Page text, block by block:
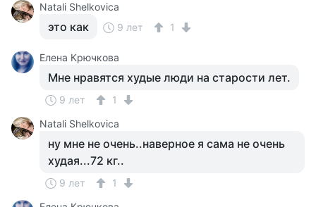
Natali Shelkovica
это как 9 лет 1
Елена Крючкова
Мне нравятся худые люди на старости лет.
9 лет
1
Natali Shelkovica
ну мне не очень..наверное я сама не очень
худая...72 кг..
9 лет
1